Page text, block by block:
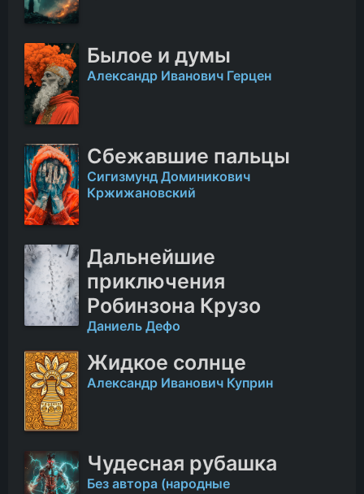
Былое и думы
Александр Иванович Герцен
Сбежавшие пальцы
Сигизмунд Доминикович
Кржижановский
Дальнейшие
приключения
Робинзона Крузо
Даниель Дефо
Жидкое солнце
Александр Иванович Куприн
Чудесная рубашка
Без автора (народные